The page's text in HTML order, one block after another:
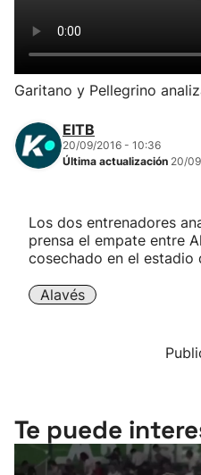
Herri-kirolak
Balonmano
Kirolak 360
Carreras de montaña
Más deportes
Garitano y Pellegrino
EITB
20/09/2016 - 10:36
Última actualización 20/
Los dos entrenadores
prensa el empate entre
cosechado en el estadio
Alavés
Te puede